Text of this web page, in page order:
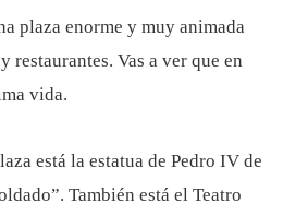
plaza enorme y muy animada
restaurantes. Vas a ver que en
vida.
está la estatua de Pedro IV de
También está el Teatro